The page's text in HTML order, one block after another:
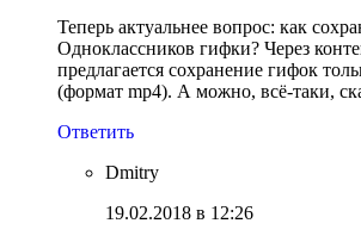
Теперь актуальнее вопрос: как
Одноклассников гифки? Через
предлагается сохранение гифок
(формат mp4). А можно, всё-таки,
Ответить
Dmitry
19.02.2018 в 12:26